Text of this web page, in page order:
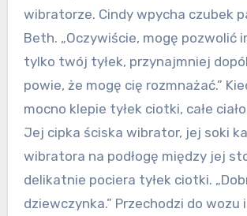
wibratorze. Cindy wpycha czubek
Beth. „Oczywiście, mogę pozwolić
tylko twój tyłek, przynajmniej
powie, że mogę cię rozmnażać.”
mocno klepie tyłek ciotki, całe
Jej cipka ściska wibrator, jej soki
wibratora na podłogę między jej
delikatnie pociera tyłek ciotki.
dziewczynka.” Przechodzi do wozu